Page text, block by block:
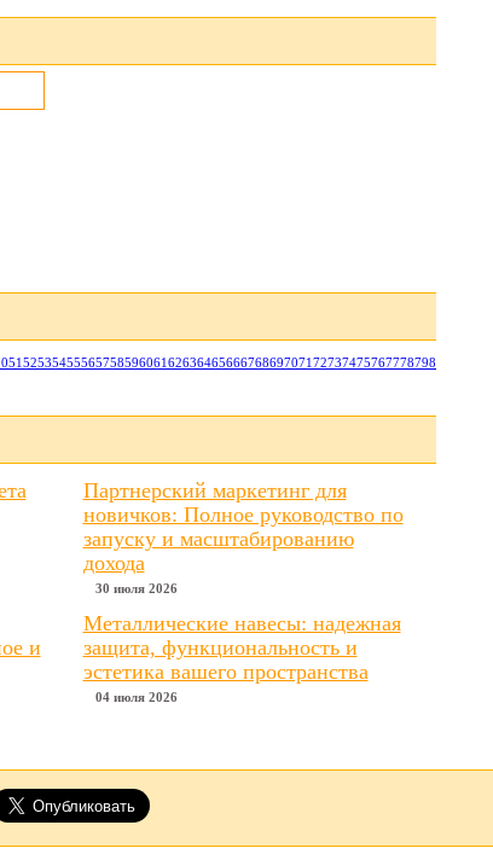
515253545556575859606162636465666768697071727374757677787980
Партнерский маркетинг для
новичков: Полное руководство по
запуску и масштабированию
дохода
30 июля 2026
и
Металлические навесы: надежная
защита, функциональность и
эстетика вашего пространства
04 июля 2026